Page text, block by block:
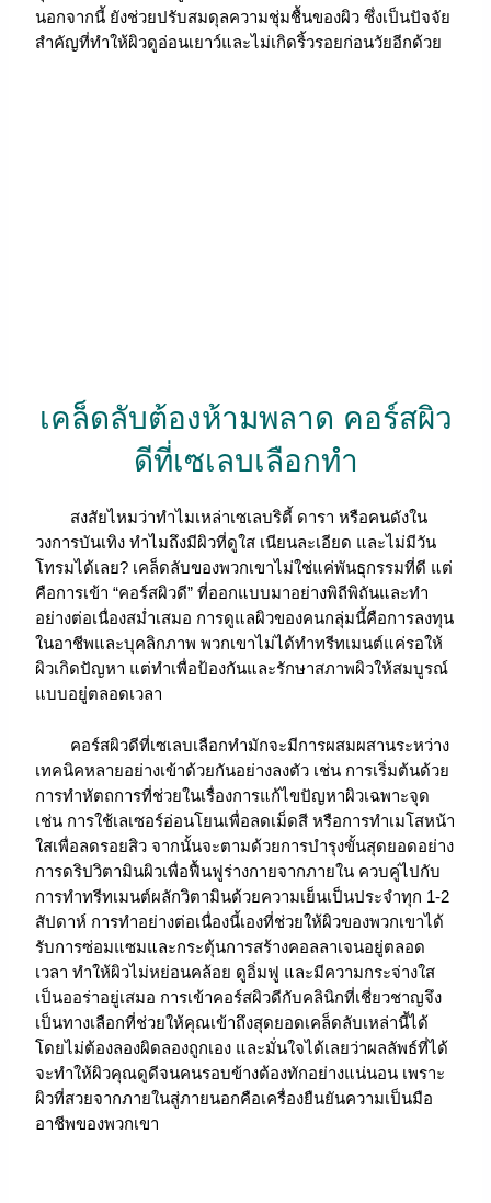
นอกจากนี้ ยังช่วยปรับสมดุลความชุ่มชื้นของผิว ซึ่งเป็นปัจจัย
สำคัญที่ทำให้ผิวดูอ่อนเยาว์และไม่เกิดริ้วรอยก่อนวัยอีกด้วย
เคล็ดลับต้องห้ามพลาด คอร์สผิว
ดีที่เซเลบเลือกทำ
สงสัยไหมว่าทำไมเหล่าเซเลบริตี้ ดารา หรือคนดังใน
วงการบันเทิง ทำไมถึงมีผิวที่ดูใส เนียนละเอียด และไม่มีวัน
โทรมได้เลย? เคล็ดลับของพวกเขาไม่ใช่แค่พันธุกรรมที่ดี แต่
คือการเข้า “คอร์สผิวดี” ที่ออกแบบมาอย่างพิถีพิถันและทำ
อย่างต่อเนื่องสม่ำเสมอ การดูแลผิวของคนกลุ่มนี้คือการลงทุน
ในอาชีพและบุคลิกภาพ พวกเขาไม่ได้ทำทรีทเมนต์แค่รอให้
ผิวเกิดปัญหา แต่ทำเพื่อป้องกันและรักษาสภาพผิวให้สมบูรณ์
แบบอยู่ตลอดเวลา
คอร์สผิวดีที่เซเลบเลือกทำมักจะมีการผสมผสานระหว่าง
เทคนิคหลายอย่างเข้าด้วยกันอย่างลงตัว เช่น การเริ่มต้นด้วย
การทำหัตถการที่ช่วยในเรื่องการแก้ไขปัญหาผิวเฉพาะจุด
เช่น การใช้เลเซอร์อ่อนโยนเพื่อลดเม็ดสี หรือการทำเมโสหน้า
ใสเพื่อลดรอยสิว จากนั้นจะตามด้วยการบำรุงขั้นสุดยอดอย่าง
การดริปวิตามินผิวเพื่อฟื้นฟูร่างกายจากภายใน ควบคู่ไปกับ
การทำทรีทเมนต์ผลักวิตามินด้วยความเย็นเป็นประจำทุก 1-2
สัปดาห์ การทำอย่างต่อเนื่องนี้เองที่ช่วยให้ผิวของพวกเขาได้
รับการซ่อมแซมและกระตุ้นการสร้างคอลลาเจนอยู่ตลอด
เวลา ทำให้ผิวไม่หย่อนคล้อย ดูอิ่มฟู และมีความกระจ่างใส
เป็นออร่าอยู่เสมอ การเข้าคอร์สผิวดีกับคลินิกที่เชี่ยวชาญจึง
เป็นทางเลือกที่ช่วยให้คุณเข้าถึงสุดยอดเคล็ดลับเหล่านี้ได้
โดยไม่ต้องลองผิดลองถูกเอง และมั่นใจได้เลยว่าผลลัพธ์ที่ได้
จะทำให้ผิวคุณดูดีจนคนรอบข้างต้องทักอย่างแน่นอน เพราะ
ผิวที่สวยจากภายในสู่ภายนอกคือเครื่องยืนยันความเป็นมือ
อาชีพของพวกเขา